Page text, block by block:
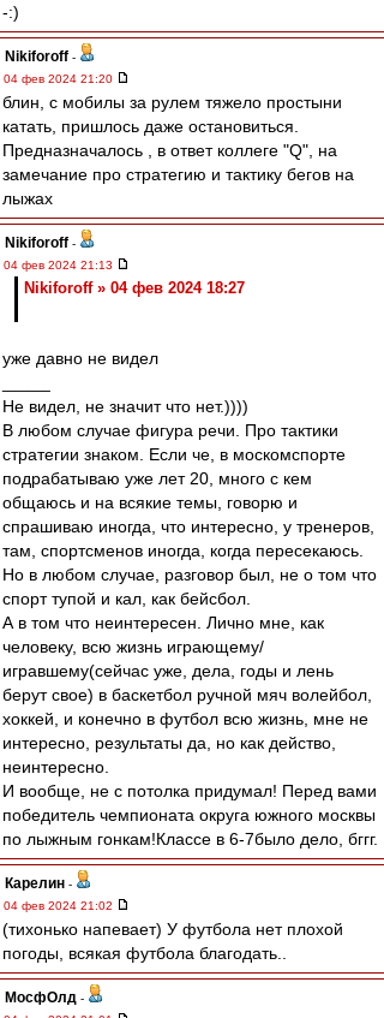
-:)
Nikiforoff -
04 фев 2024 21:20
блин, с мобилы за рулем тяжело простыни
катать, пришлось даже остановиться.
Предназначалось , в ответ коллеге "Q", на
замечание про стратегию и тактику бегов на
лыжах
Nikiforoff -
04 фев 2024 21:13
Nikiforoff » 04 фев 2024 18:27
уже давно не видел
Не видел, не значит что нет.))))
В любом случае фигура речи. Про тактики
стратегии знаком. Если че, в москомспорте
подрабатываю уже лет 20, много с кем
общаюсь и на всякие темы, говорю и
спрашиваю иногда, что интересно, у тренеров,
там, спортсменов иногда, когда пересекаюсь.
Но в любом случае, разговор был, не о том что
спорт тупой и кал, как бейсбол.
А в том что неинтересен. Лично мне, как
человеку, всю жизнь играющему/
игравшему(сейчас уже, дела, годы и лень
берут свое) в баскетбол ручной мяч волейбол,
хоккей, и конечно в футбол всю жизнь, мне не
интересно, результаты да, но как действо,
неинтересно.
И вообще, не с потолка придумал! Перед вами
победитель чемпионата округа южного москвы
по лыжным гонкам!Классе в 6-7было дело, бггг.
Карелин -
04 фев 2024 21:02
(тихонько напевает) У футбола нет плохой
погоды, всякая футбола благодать..
МосфОлд -